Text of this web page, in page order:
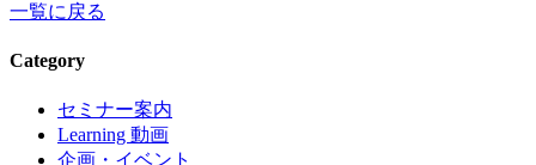
一覧に戻る
Category
セミナー案内
Learning 動画
企画・イベント